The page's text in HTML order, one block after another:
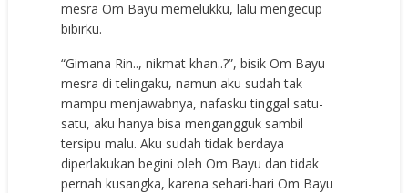
mesra Om Bayu memelukku, lalu mengecup
bibirku.
“Gimana Rin.., nikmat khan..?”, bisik Om Bayu
mesra di telingaku, namun aku sudah tak
mampu menjawabnya, nafasku tinggal satu-
satu, aku hanya bisa mengangguk sambil
tersipu malu. Aku sudah tidak berdaya
diperlakukan begini oleh Om Bayu dan tidak
pernah kusangka, karena sehari-hari Om Bayu